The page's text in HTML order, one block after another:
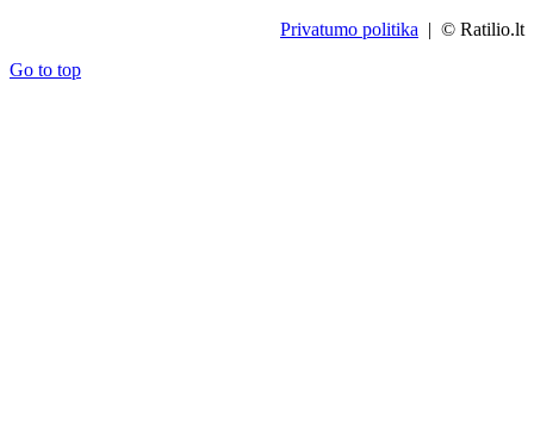
Privatumo politika | © Ratilio.lt
Go to top